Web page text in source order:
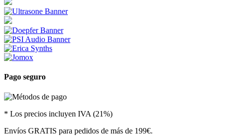
Pago seguro
* Los precios incluyen IVA (21%)
Envíos GRATIS para pedidos de más de 199€.